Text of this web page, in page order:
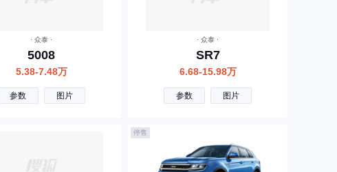
· 众泰 ·
5008
5.38-7.48万
参数 图片
· 众泰 ·
SR7
6.68-15.98万
参数 图片
停售